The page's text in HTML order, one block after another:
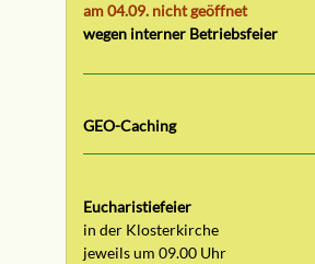
am 04.09. nicht geöffnet
wegen interner Betriebsfeier
GEO-Caching
Eucharistiefeier
in der Klosterkirche
jeweils um 09.00 Uhr